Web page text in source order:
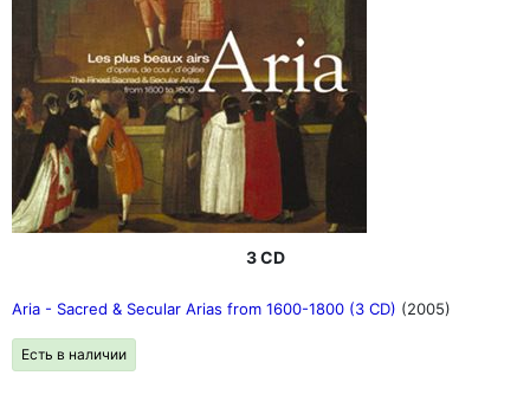
3 CD
Aria - Sacred & Secular Arias from 1600-1800 (3 CD) (2005)
Есть в наличии